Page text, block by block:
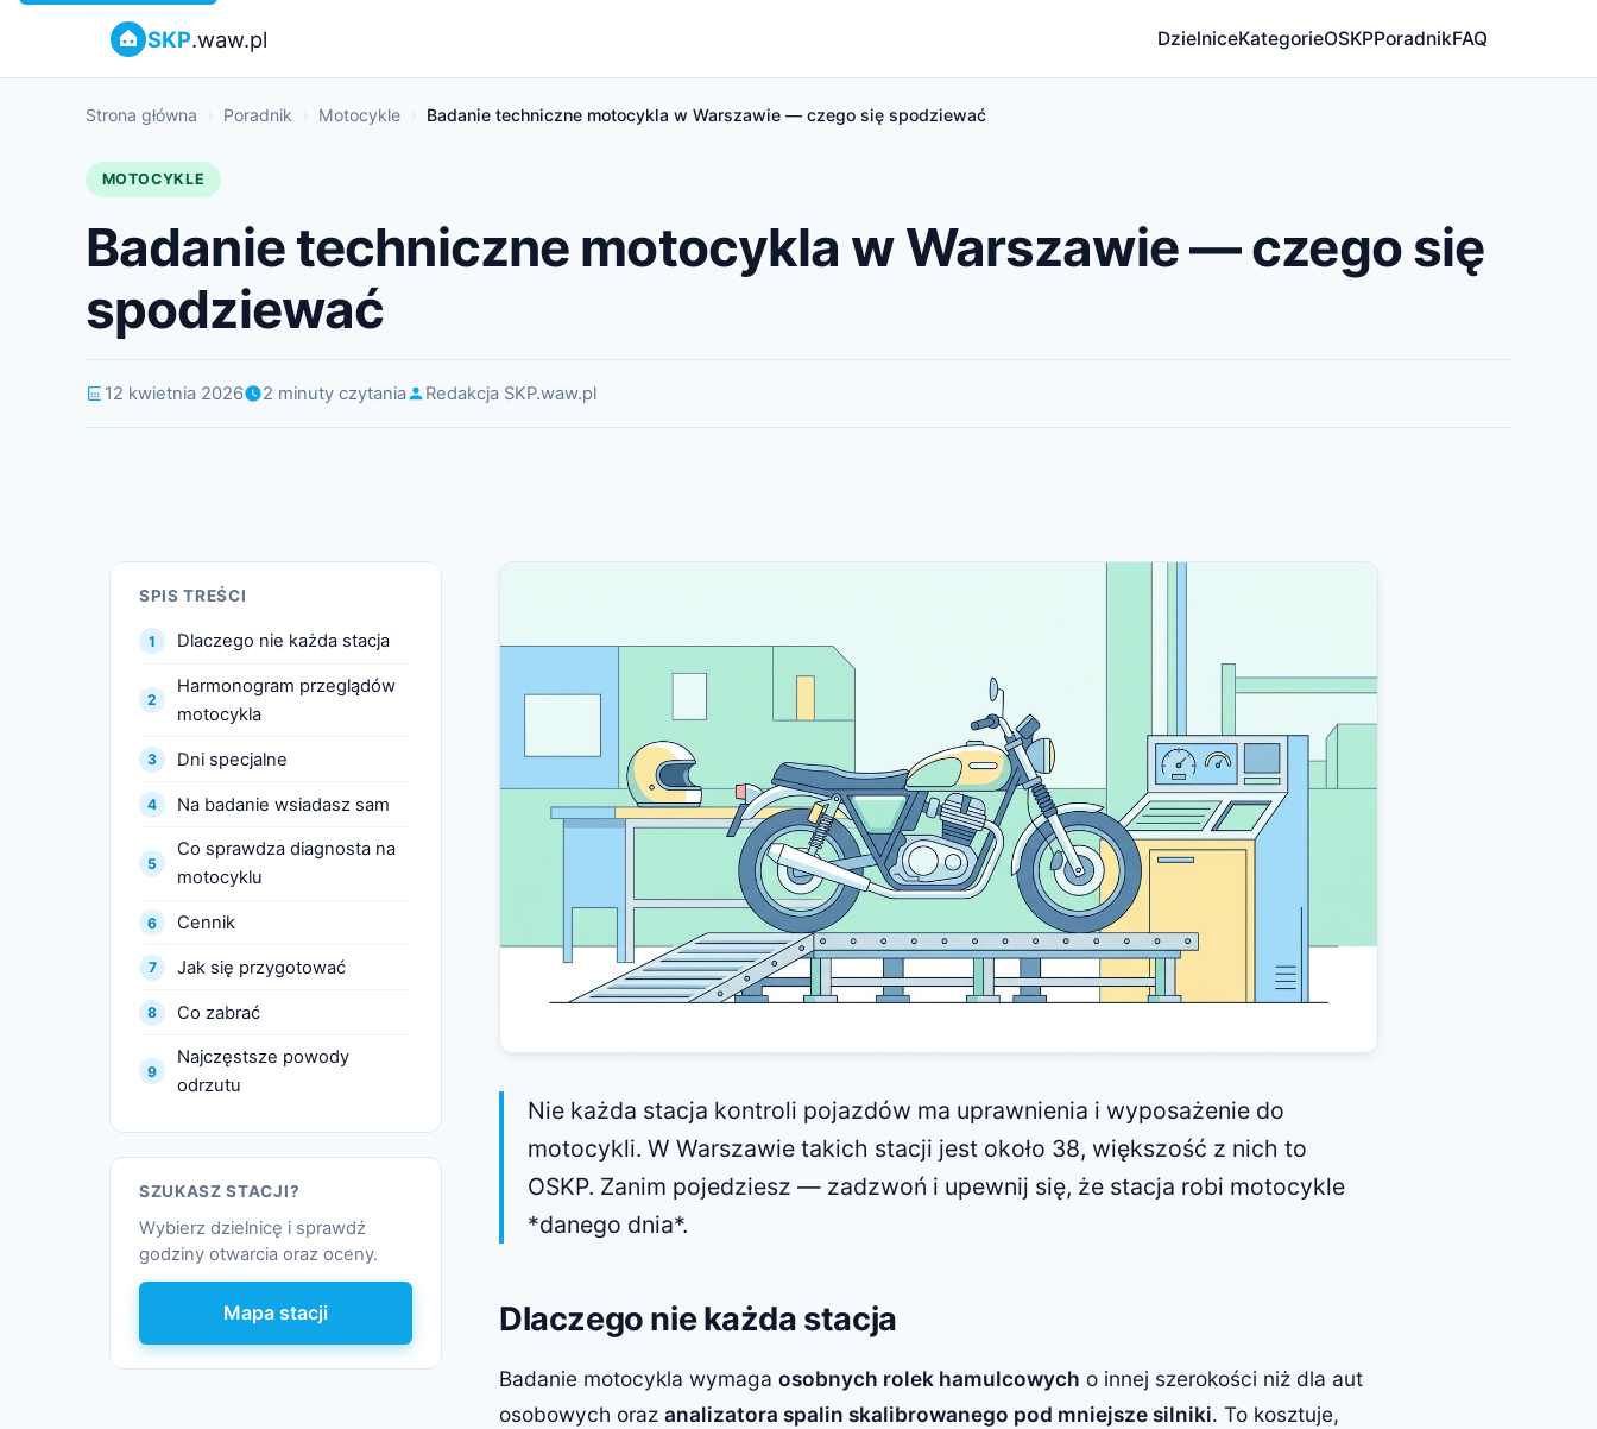
SKP.waw.pl DzielniceKategorieOSKPPoradnikFAQ
Strona główna Poradnik Motocykle Badanie techniczne motocykla w Warszawie — czego się spodziewać
MOTOCYKLE
Badanie techniczne motocykla w Warszawie — czego się
spodziewać
12 kwietnia 2026 2 minuty czytania Redakcja SKP.waw.pl
SPIS TREŚCI
Dlaczego nie każda stacja
Harmonogram przeglądów
motocykla
Dni specjalne
Na badanie wsiadasz sam
Co sprawdza diagnosta na
motocyklu
Cennik
Jak się przygotować
Co zabrać
Najczęstsze powody
odrzutu
SZUKASZ STACJI?
Wybierz dzielnicę i sprawdź
godziny otwarcia oraz oceny.
Mapa stacji
Nie każda stacja kontroli pojazdów ma uprawnienia i wyposażenie do
motocykli. W Warszawie takich stacji jest około 38, większość z nich to
OSKP. Zanim pojedziesz — zadzwoń i upewnij się, że stacja robi motocykle
*danego dnia*.
Dlaczego nie każda stacja
Badanie motocykla wymaga osobnych rolek hamulcowych o innej szerokości niż dla aut
osobowych oraz analizatora spalin skalibrowanego pod mniejsze silniki. To kosztuje,